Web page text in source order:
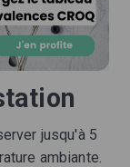
jusqu'à 5
ambiante.